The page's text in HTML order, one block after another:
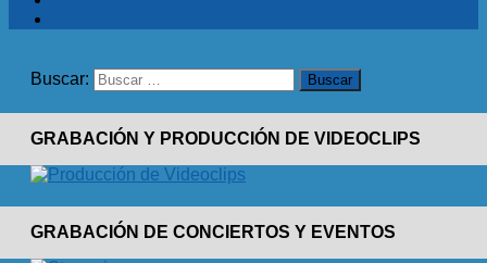
Buscar:
GRABACIÓN Y PRODUCCIÓN DE VIDEOCLIPS
GRABACIÓN DE CONCIERTOS Y EVENTOS